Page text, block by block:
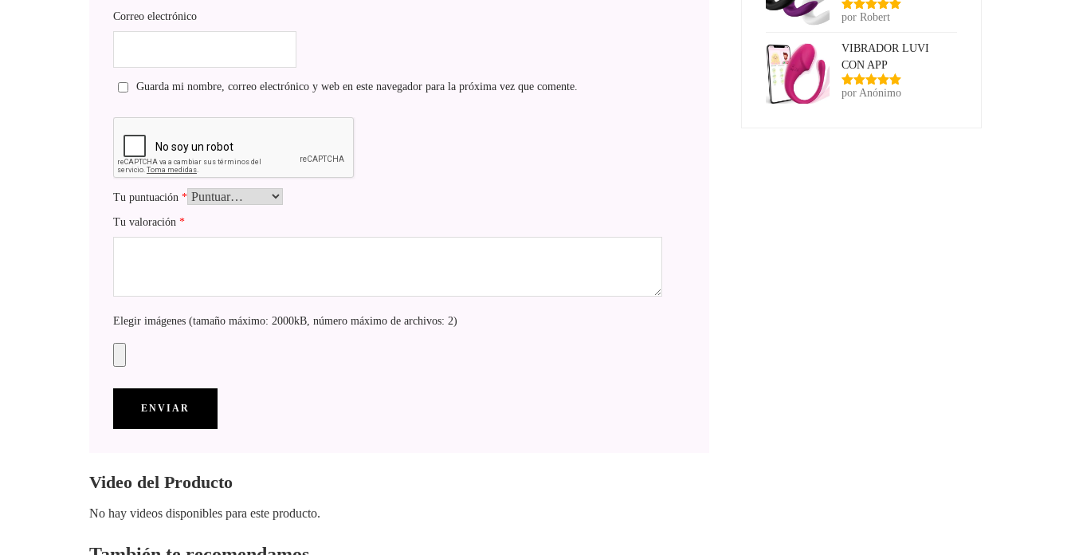
Correo electrónico
Guarda mi nombre, correo electrónico y web en este navegador para la próxima vez que comente.
Tu puntuación *
Tu valoración *
Elegir imágenes (tamaño máximo: 2000kB, número máximo de archivos: 2)
Video del Producto
No hay videos disponibles para este producto.
Valorado
por Robert
VIBRADOR LUVI
CON APP
Valorado
por Anónimo